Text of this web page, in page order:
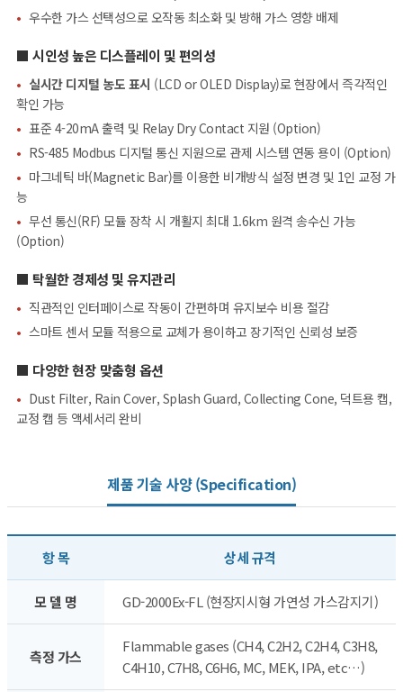
• 우수한 가스 선택성으로 오작동 최소화 및 방해 가스 영향 배제
■ 시인성 높은 디스플레이 및 편의성
• 실시간 디지털 농도 표시 (LCD or OLED Display)로 현장에서 즉각적인
확인 가능
• 표준 4-20mA 출력 및 Relay Dry Contact 지원 (Option)
• RS-485 Modbus 디지털 통신 지원으로 관제 시스템 연동 용이 (Option)
• 마그네틱 바(Magnetic Bar)를 이용한 비개방식 설정 변경 및 1인 교정 가
능
• 무선 통신(RF) 모듈 장착 시 개활지 최대 1.6km 원격 송수신 가능
(Option)
■ 탁월한 경제성 및 유지관리
• 직관적인 인터페이스로 작동이 간편하며 유지보수 비용 절감
• 스마트 센서 모듈 적용으로 교체가 용이하고 장기적인 신뢰성 보증
■ 다양한 현장 맞춤형 옵션
• Dust Filter, Rain Cover, Splash Guard, Collecting Cone, 덕트용 캡,
교정 캡 등 액세서리 완비
제품 기술 사양 (Specification)
항 목 상세 규격
모 델 명 GD-2000Ex-FL (현장지시형 가연성 가스감지기)
측정 가스
Flammable gases (CH4, C2H2, C2H4, C3H8,
C4H10, C7H8, C6H6, MC, MEK, IPA, etc…)